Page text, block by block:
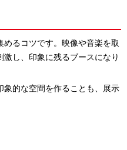
るコツです。映像や音楽を取
し、印象に残るブースになり
的な空間を作ることも、展示